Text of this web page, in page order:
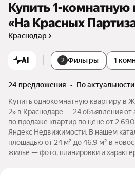
Купить 1-
«На Красных
Краснодар
AI 2 Фильтры 1
24 предложения •
по актуальности
Купить однокомнатную квартиру в
2» в Краснодаре — 24 объявления от
по продаже квартир по цене от 2
Яндекс Недвижимости. В нашем
площадью от 24 м² до 46,9 м² в
жилье — фото, планировки и